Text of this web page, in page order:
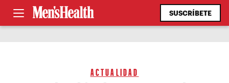
SUSCRÍBETE
ACTUALIDAD